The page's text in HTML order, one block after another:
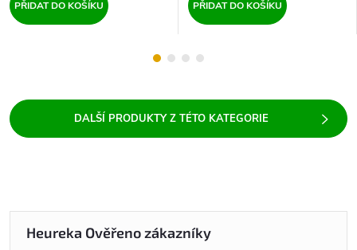
PŘIDAT DO KOŠÍKU PŘIDAT DO KOŠÍKU